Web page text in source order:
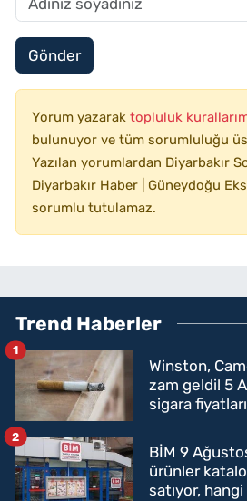
Gönder
Yorum yazarak topluluk
bulunuyor ve tüm sorumluluğu
Yazılan yorumlardan Diyarbakır
Diyarbakır Haber | Güneydoğu
sorumlu tutulamaz.
Trend Haberler
Winston,
zam geldi! 5
sigara
1
BİM 9
ürünler
satıyor,
2